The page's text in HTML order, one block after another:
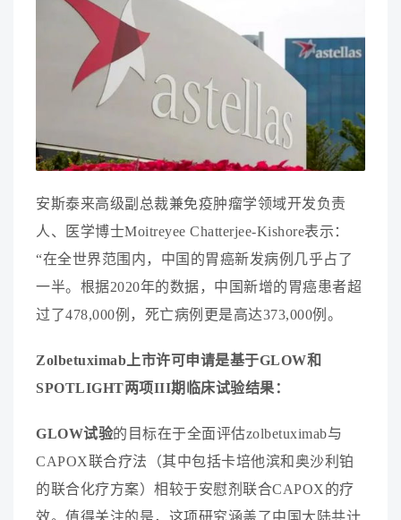
安斯泰来高级副 总裁兼免疫肿瘤学领域开发负责
人、 医学博士Moitreyee Chatterjee-Kishore表示 ：
“在全世界范围 内 ， 中 国 的胃癌新发病例 几乎占 了
一半。 根据2020年的数据， 中 国新增的 胃癌患者超
过 了478,000例 ， 死亡病例 更是高达373,000例 。
Zolbetuximab上市许可 申请是基于GLOW和
SPOTLIGHT两项III期 临床试验结果 ：
GLOW试验的 目标在于全面评估zolbetuximab与
CAPOX联合疗法 （其中包括卡培他滨和 奥沙利 铂
的联合化疗方案） 相较于安慰剂 联合CAPOX 的疗